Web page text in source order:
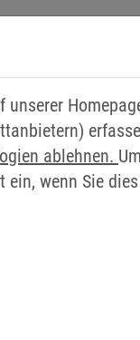
unserer
ablehnen.
wenn Sie